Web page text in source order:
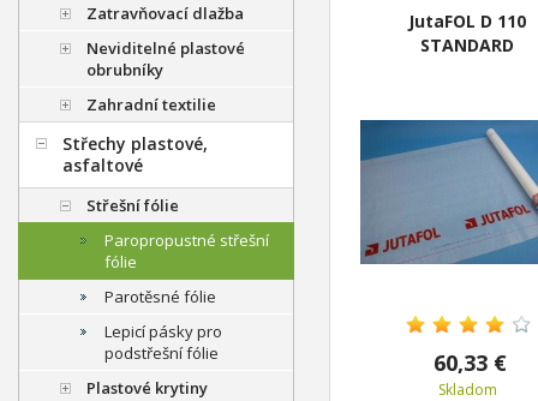
JutaFOL D 110
STANDARD
60,33 €
Skladom
Zatravňovací dlažba
Neviditelné plastové
obrubníky
Zahradní textilie
Střechy plastové,
asfaltové
Střešní fólie
Paropropustné střešní
fólie
Parotěsné fólie
Lepicí pásky pro
podstřešní fólie
Plastové krytiny